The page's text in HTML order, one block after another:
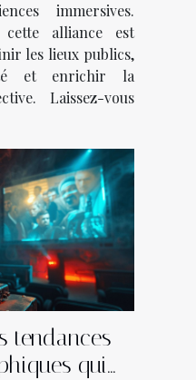
immersives.
cette alliance est
les lieux publics,
et enrichir la
Laissez-vous
tendances
qui